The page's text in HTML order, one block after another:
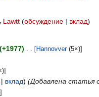
Lawtt обсуждение вклад
+1977 [Hannovver(5×)]
вклад (Добавлена статья